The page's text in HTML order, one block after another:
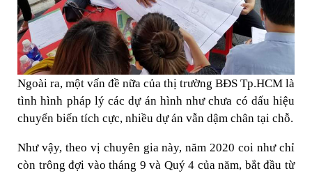
Ngoài ra, một vấn đề nữa của thị trường BĐS Tp.HCM là
tình hình pháp lý các dự án hình như chưa có dấu hiệu
chuyển biến tích cực, nhiều dự án vẫn dậm chân tại chỗ.
Như vậy, theo vị chuyên gia này, năm 2020 coi như chỉ
còn trông đợi vào tháng 9 và Quý 4 của năm, bắt đầu từ